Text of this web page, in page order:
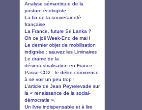
Analyse sémantique de la
posture écologiste
La fin de la souveraineté
française
La France, future Sri Lanka ?
Oh ce joli Week-End de mai !
Le dernier objet de mobilisation
indignée : sauvez les Liminaires !
Le drame de la
désindustrialisation en France
Passe-CO2 : le délire commence
à se voir un peu trop !
L’article de Jean Peyrelevade sur
la « renaissance de la social-
démocratie ».
Un livre indispensable et à lire